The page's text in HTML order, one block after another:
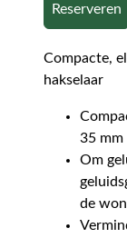
Reserveren
Compacte,
hakselaar
35 mm
Om
de